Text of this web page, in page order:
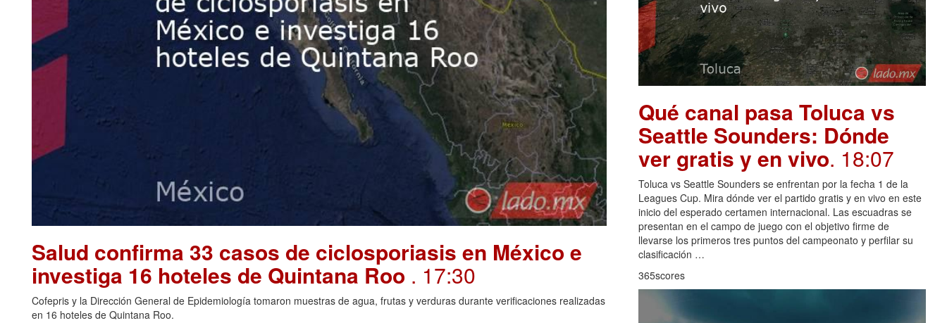
Salud confirma 33 casos de ciclosporiasis en México e
investiga 16 hoteles de Quintana Roo . 17:30
Cofepris y la Dirección General de Epidemiología tomaron muestras de agua, frutas y verduras durante verificaciones realizadas
en 16 hoteles de Quintana Roo.
Qué canal pasa Toluca vs
Seattle Sounders: Dónde
ver gratis y en vivo. 18:07
Toluca vs Seattle Sounders se enfrentan por la fecha 1 de la
Leagues Cup. Mira dónde ver el partido gratis y en vivo en este
inicio del esperado certamen internacional. Las escuadras se
presentan en el campo de juego con el objetivo firme de
llevarse los primeros tres puntos del campeonato y perfilar su
clasificación …
365scores